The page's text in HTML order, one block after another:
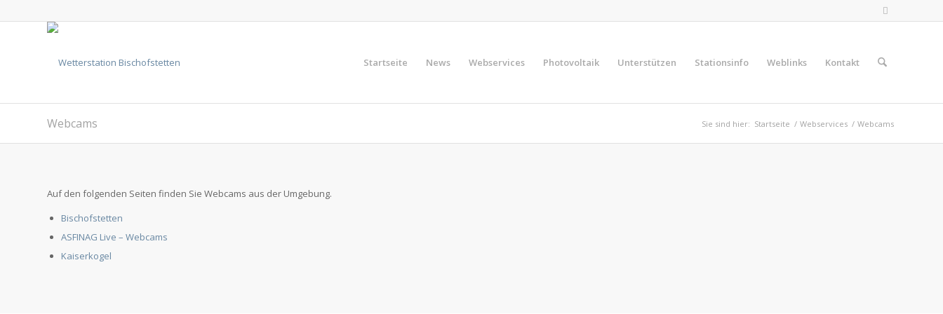
Startseite News Webservices Photovoltaik Unterstützen Stationsinfo Weblinks Kontakt
Webcams Sie sind hier: Startseite / Webservices / Webcams
Auf den folgenden Seiten finden Sie Webcams aus der Umgebung.
Bischofstetten
ASFINAG Live – Webcams
Kaiserkogel